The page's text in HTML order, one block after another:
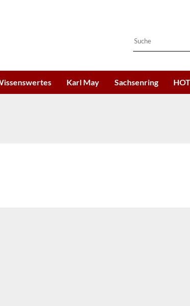
Karl May Sachsenring